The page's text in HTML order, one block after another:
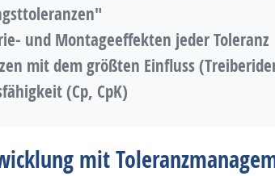
und Montageeffekten jeder Toleranz
mit dem größten Einfluss
(Cp, CpK)
mit